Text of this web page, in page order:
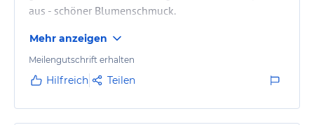
aus - schöner Blumenschmuck.
Mehr anzeigen
Meilengutschrift erhalten
Hilfreich Teilen